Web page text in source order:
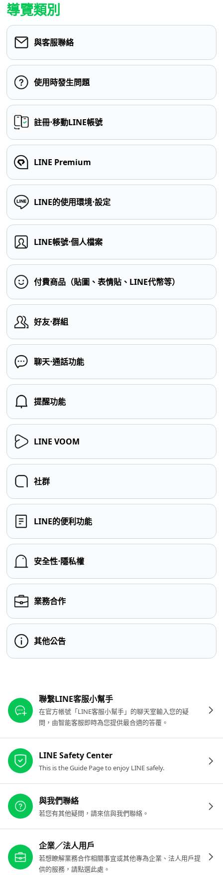
導覽類別
與客服聯絡
使用時發生問題
註冊⋅移動LINE帳號
LINE Premium
LINE的使用環境⋅設定
LINE帳號⋅個人檔案
付費商品（貼圖、表情貼、LINE代幣等）
好友⋅群組
聊天⋅通話功能
提醒功能
LINE VOOM
社群
LINE的便利功能
安全性⋅隱私權
業務合作
其他公告
聯繫LINE客服小幫手
在官方帳號「LINE客服小幫手」的聊天室輸入您的疑
問，由智能客服即時為您提供最合適的答覆。
LINE Safety Center
This is the Guide Page to enjoy LINE safely.
與我們聯絡
若您有其他疑問，請來信與我們聯絡。
企業／法人用戶
若想瞭解業務合作相關事宜或其他專為企業、法人用戶提
供的服務，請點選此處。